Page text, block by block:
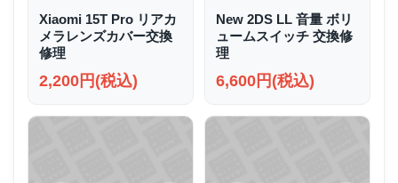
Xiaomi 15T Pro リアカ
メラレンズカバー交換
修理
2,200円(税込)
New 2DS LL 音量 ボリ
ュームスイッチ 交換修
理
6,600円(税込)